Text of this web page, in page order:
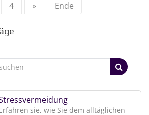
4 » Ende
Erfahren sie, wie Sie dem alltäglichen